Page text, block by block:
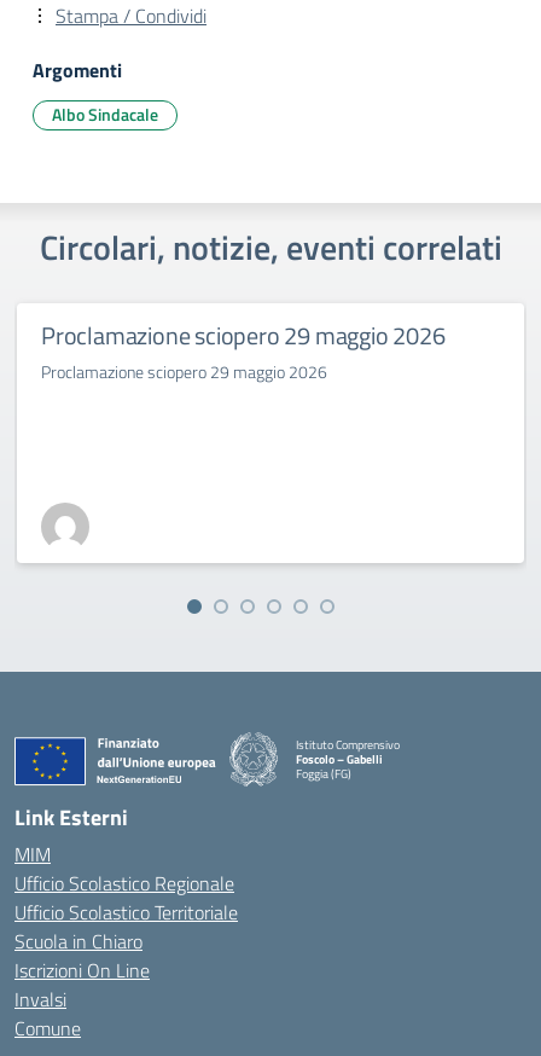
Stampa / Condividi
Argomenti
Albo Sindacale
Circolari, notizie, eventi correlati
Proclamazione sciopero 29 maggio 2026
Proclamazione sciopero 29 maggio 2026
Istituto Comprensivo
Foscolo – Gabelli
Foggia (FG)
— Visita la pagina iniziale della scuola
Link Esterni
MIM
Ufficio Scolastico Regionale
Ufficio Scolastico Territoriale
Scuola in Chiaro
Iscrizioni On Line
Invalsi
Comune